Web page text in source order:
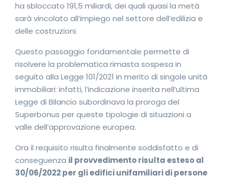
ha sbloccato 191,5 miliardi, dei quali quasi la metà
sarà vincolato all’impiego nel settore dell’edilizia e
delle costruzioni.
Questo passaggio fondamentale permette di
risolvere la problematica rimasta sospesa in
seguito alla Legge 101/2021 in merito di singole unità
immobiliari: infatti, l’indicazione inserita nell’ultima
Legge di Bilancio subordinava la proroga del
Superbonus per queste tipologie di situazioni a
valle dell’approvazione europea.
Ora il requisito risulta finalmente soddisfatto e di
conseguenza il provvedimento risulta esteso al
30/06/2022 per gli edifici unifamiliari di persone